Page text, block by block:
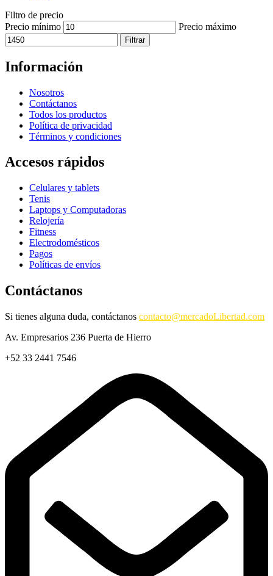
Filtro de precio
Precio mínimo
Precio máximo
Filtrar
Información
Nosotros
Contáctanos
Todos los productos
Política de privacidad
Términos y condiciones
Accesos rápidos
Celulares y tablets
Tenis
Laptops y Computadoras
Relojería
Fitness
Electrodomésticos
Pagos
Políticas de envíos
Contáctanos
Si tienes alguna duda, contáctanos contacto@mercadoLibertad.com
Av. Empresarios 236 Puerta de Hierro
+52 33 2441 7546